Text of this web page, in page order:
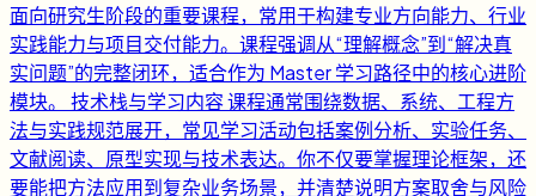
面向研究生阶段的重要课程，常用于构建专业方向能力、行业
实践能力与项目交付能力。课程强调从“理解概念”到“解决真
实问题”的完整闭环，适合作为 Master 学习路径中的核心进阶
模块。 技术栈与学习内容 课程通常围绕数据、系统、工程方
法与实践规范展开，常见学习活动包括案例分析、实验任务、
文献阅读、原型实现与技术表达。你不仅要掌握理论框架，还
要能把方法应用到复杂业务场景，并清楚说明方案取舍与风险